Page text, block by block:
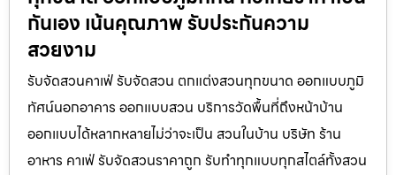
กันเอง เน้นคุณภาพ รับประกันความ
สวยงาม
รับจัดสวนคาเฟ่ รับจัดสวน ตกแต่งสวนทุกขนาด ออกแบบภูมิ
ทัศน์นอกอาคาร ออกแบบสวน บริการวัดพื้นที่ถึงหน้าบ้าน
ออกแบบได้หลากหลายไม่ว่าจะเป็น สวนในบ้าน บริษัท ร้าน
อาหาร คาเฟ่ รับจัดสวนราคาถูก รับทำทุกแบบทุกสไตล์ทั้งสวน